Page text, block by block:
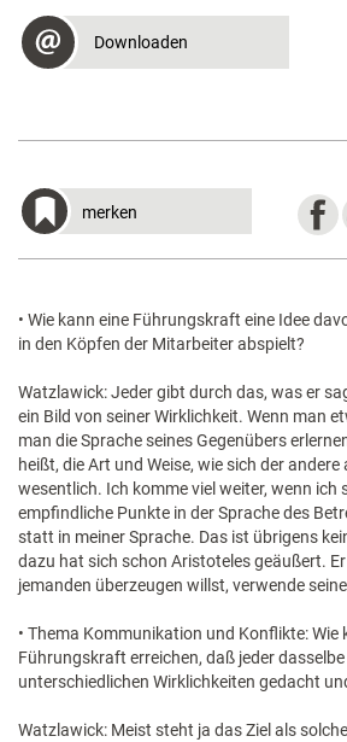
Downloaden
merken
• Wie kann eine Führungskraft eine Idee
in den Köpfen der Mitarbeiter abspielt?
Watzlawick: Jeder gibt durch das, was er
ein Bild von seiner Wirklichkeit. Wenn man
man die Sprache seines Gegenübers
heißt, die Art und Weise, wie sich der
wesentlich. Ich komme viel weiter, wenn ich
empfindliche Punkte in der Sprache des
statt in meiner Sprache. Das ist übrigens
dazu hat sich schon Aristoteles geäußert.
jemanden überzeugen willst, verwende
• Thema Kommunikation und Konflikte: Wie
Führungskraft erreichen, daß jeder
unterschiedlichen Wirklichkeiten gedacht
Watzlawick: Meist steht ja das Ziel als